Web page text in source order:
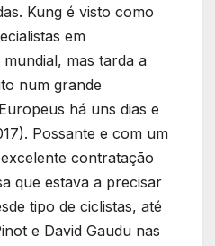
Kung é visto como
em
mas tarda a
num grande
há uns dias e
Possante e com um
contratação
que estava a precisar
tipo de ciclistas, até
e David Gaudu nas